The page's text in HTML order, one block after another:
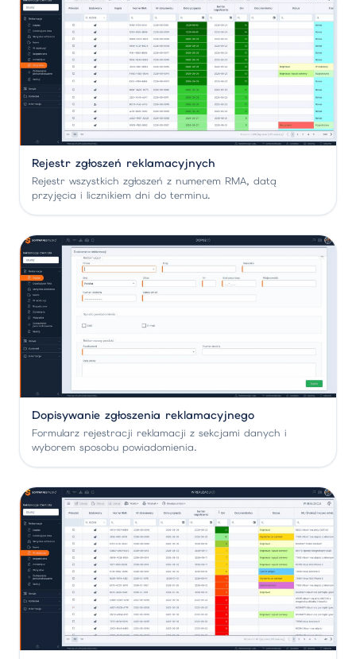
Rejestr zgłoszeń reklamacyjnych
Rejestr wszystkich zgłoszeń z numerem RMA, datą
przyjęcia i licznikiem dni do terminu.
Dopisywanie zgłoszenia reklamacyjnego
Formularz rejestracji reklamacji z sekcjami danych i
wyborem sposobu powiadomienia.